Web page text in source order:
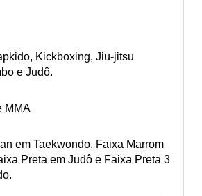
Kickboxing, Jiu-jitsu
e Judô.
MMA
em Taekwondo, Faixa Marrom
Preta em Judô e Faixa Preta 3